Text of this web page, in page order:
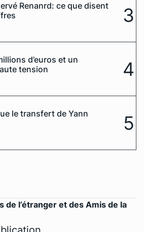
Renanrd: ce que disent
3
d’euros et un
tension
4
le transfert de Yann
5
de l’étranger et des Amis de la